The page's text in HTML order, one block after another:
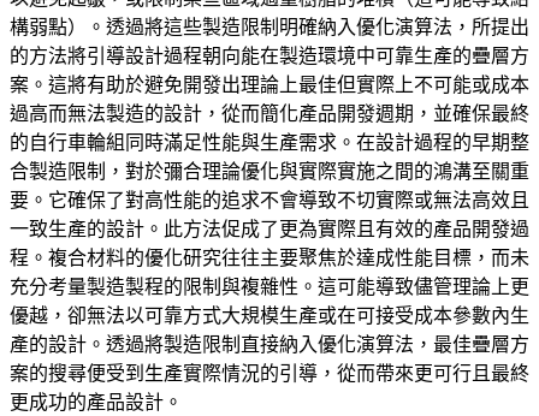
構弱點）。透過將這些製造限制明確納入優化演算法，所提出
的方法將引導設計過程朝向能在製造環境中可靠生產的疊層方
案。這將有助於避免開發出理論上最佳但實際上不可能或成本
過高而無法製造的設計，從而簡化產品開發週期，並確保最終
的自行車輪組同時滿足性能與生產需求。在設計過程的早期整
合製造限制，對於彌合理論優化與實際實施之間的鴻溝至關重
要。它確保了對高性能的追求不會導致不切實際或無法高效且
一致生產的設計。此方法促成了更為實際且有效的產品開發過
程。複合材料的優化研究往往主要聚焦於達成性能目標，而未
充分考量製造製程的限制與複雜性。這可能導致儘管理論上更
優越，卻無法以可靠方式大規模生產或在可接受成本參數內生
產的設計。透過將製造限制直接納入優化演算法，最佳疊層方
案的搜尋便受到生產實際情況的引導，從而帶來更可行且最終
更成功的產品設計。